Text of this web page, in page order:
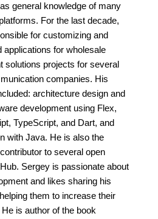
general knowledge of many
For the last decade,
for customizing and
applications for wholesale
solutions projects for several
companies. His
architecture design and
development using Flex,
TypeScript, and Dart, and
with Java. He is also the
to several open
Sergey is passionate about
and likes sharing his
them to increase their
is author of the book